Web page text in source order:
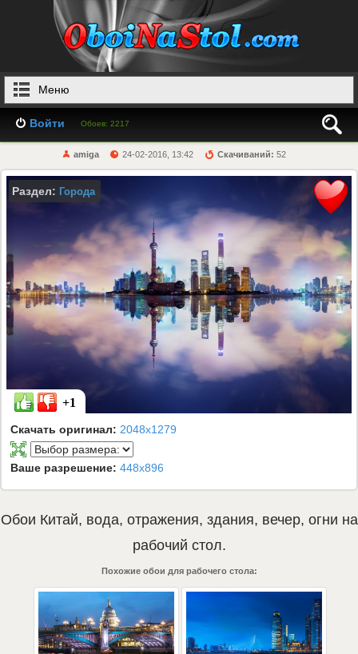
Меню
Войти Обоев: 2217
amiga 24-02-2016, 13:42 Скачиваний: 52
Раздел: Города
+1
Скачать оригинал: 2048x1279
Ваше разрешение: 448x896
Обои Китай, вода, отражения, здания, вечер, огни на
рабочий стол.
Похожие обои для рабочего стола: